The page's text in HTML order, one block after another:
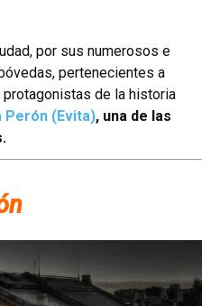
por sus numerosos e
pertenecientes a
de la historia
Perón (Evita), una de las